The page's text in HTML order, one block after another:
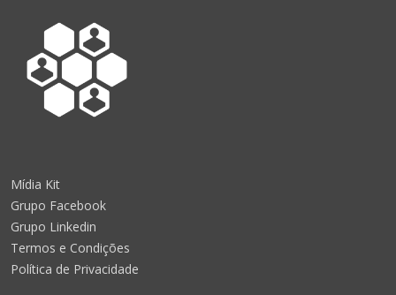
Mídia Kit
Grupo Facebook
Grupo Linkedin
Termos e Condições
Política de Privacidade